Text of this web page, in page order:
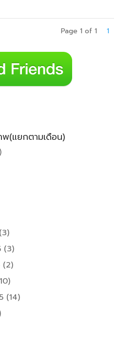
Page 1 of 1 1
พ(แยกตามเดือน)
(3)
(2)
(14)